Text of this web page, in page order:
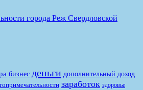
города Реж Свердловской
бизнес деньги дополнительный доход
заработок здоровье